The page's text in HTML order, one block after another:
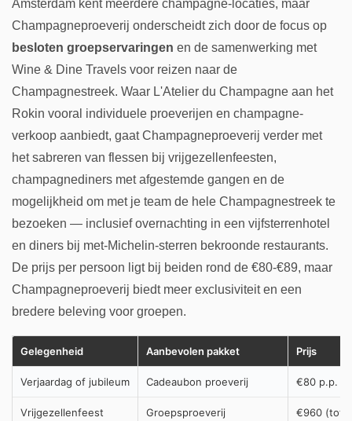
Amsterdam kent meerdere champagne-locaties, maar
Champagneproeverij onderscheidt zich door de focus op
besloten groepservaringen en de samenwerking met
Wine & Dine Travels voor reizen naar de
Champagnestreek. Waar L'Atelier du Champagne aan het
Rokin vooral individuele proeverijen en champagne-
verkoop aanbiedt, gaat Champagneproeverij verder met
het sabreren van flessen bij vrijgezellenfeesten,
champagnediners met afgestemde gangen en de
mogelijkheid om met je team de hele Champagnestreek te
bezoeken — inclusief overnachting in een vijfsterrenhotel
en diners bij met-Michelin-sterren bekroonde restaurants.
De prijs per persoon ligt bij beiden rond de €80-€89, maar
Champagneproeverij biedt meer exclusiviteit en een
bredere beleving voor groepen.
Gelegenheid Aanbevolen pakket Prijs
Verjaardag of jubileum Cadeaubon proeverij €80 p.p.
Vrijgezellenfeest Groepsproeverij €960 (tot